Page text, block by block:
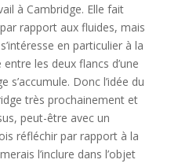
à Cambridge. Elle fait
rapport aux fluides, mais
en particulier à la
les deux flancs d’une
Donc l’idée du
très prochainement et
peut-être avec un
réfléchir par rapport à la
l’inclure dans l’objet